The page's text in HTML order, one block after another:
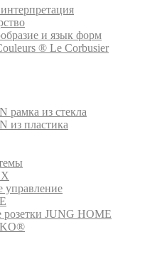
и язык форм
® Le Corbusier
рамка из стекла
из пластика
управление
JUNG HOME